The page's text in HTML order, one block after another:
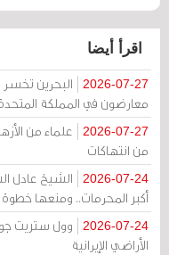
اقرأ أيضا
2026-07-27
البحرين
معارضون في المملكة
2026-07-27
علماء من
من انتهاكات
2026-07-24
الشيخ عادل
أكبر المحرمات.. ومنعها
2026-07-24
وول ستريت
الأراضي الإيرانية